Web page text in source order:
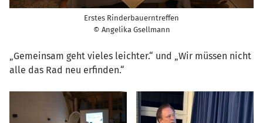
Erstes Rinderbauerntreffen
© Angelika Gsellmann
„Gemeinsam geht vieles leichter.“ und „Wir müssen nicht
alle das Rad neu erfinden.“